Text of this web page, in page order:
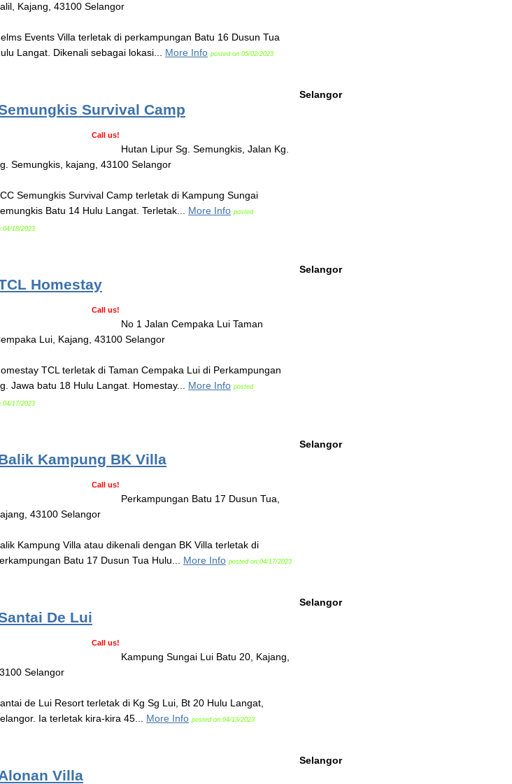
Kajang, 43100 Selangor
Events Villa terletak di perkampungan Batu 16 Dusun Tua
Langat. Dikenali sebagai lokasi... More Info posted on:05/02/2023
Survival Camp
Call us!
Hutan Lipur Sg. Semungkis, Jalan Kg.
Semungkis, kajang, 43100 Selangor
Semungkis Survival Camp terletak di Kampung Sungai
Batu 14 Hulu Langat. Terletak... More Info posted
18/2023
Selangor
Homestay
Call us!
No 1 Jalan Cempaka Lui Taman
Lui, Kajang, 43100 Selangor
TCL terletak di Taman Cempaka Lui di Perkampungan
Jawa batu 18 Hulu Langat. Homestay... More Info posted
17/2023
Selangor
Kampung BK Villa
Call us!
Perkampungan Batu 17 Dusun Tua,
43100 Selangor
Kampung Villa atau dikenali dengan BK Villa terletak di
Batu 17 Dusun Tua Hulu... More Info posted on:04/17/2023
Selangor
De Lui
Call us!
Kampung Sungai Lui Batu 20, Kajang,
Selangor
de Lui Resort terletak di Kg Sg Lui, Bt 20 Hulu Langat,
Ia terletak kira-kira 45... More Info posted on:04/13/2023
Selangor
Villa
Selangor